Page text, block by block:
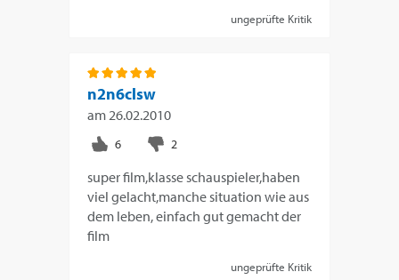
ungeprüfte Kritik
n2n6clsw
am 26.02.2010
super film,klasse schauspieler,haben
viel gelacht,manche situation wie aus
dem leben, einfach gut gemacht der
film
ungeprüfte Kritik